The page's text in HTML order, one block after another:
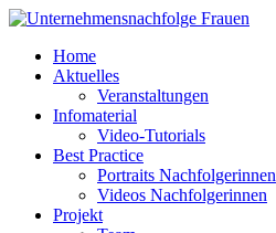
Home
Aktuelles
Veranstaltungen
Infomaterial
Video-Tutorials
Best Practice
Portraits Nachfolgerinnen
Videos Nachfolgerinnen
Projekt